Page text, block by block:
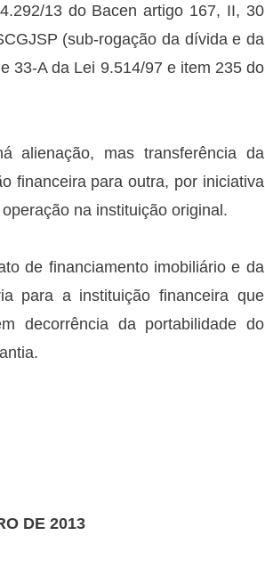
13 do Bacen artigo 167, II, 30
(sub-rogação da dívida e da
33-A da Lei 9.514/97 e item 235 do
alienação, mas transferência da
financeira para outra, por iniciativa
na instituição original.
de financiamento imobiliário e da
para a instituição financeira que
decorrência da portabilidade do
DE 2013